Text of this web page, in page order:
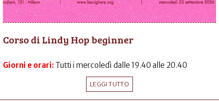
Corso di Lindy Hop beginner
Giorni e orari: Tutti i mercoledì dalle 19.40 alle 20.40
LEGGI TUTTO